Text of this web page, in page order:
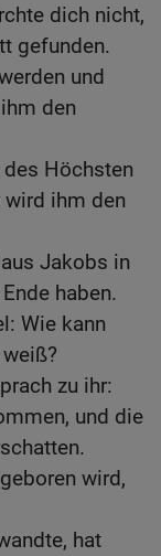
dich nicht,
gefunden.
und
den
Höchsten
wird ihm den
Jakobs in
haben.
Wie kann
zu ihr:
und die
wird,
hat